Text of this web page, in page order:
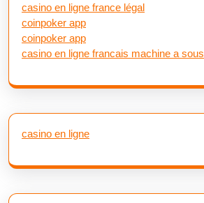
casino en ligne france légal
coinpoker app
coinpoker app
casino en ligne francais machine a sous
casino en ligne